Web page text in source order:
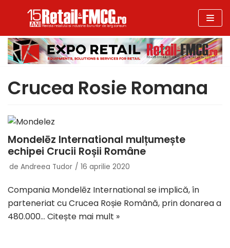
la
conținut
Crucea Rosie Romana
Mondelēz International mulțumește
echipei Crucii Roșii Române
de Andreea Tudor 16 aprilie 2020
Compania Mondelēz International se implică, în
parteneriat cu Crucea Roșie Română, prin donarea a
480.000… Citește mai mult »